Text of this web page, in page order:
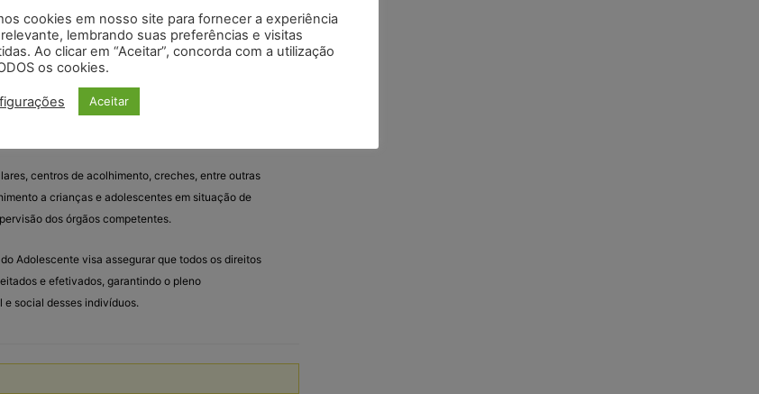
relacionados aos direitos da infância e da
aplicando medidas socioeducativas e
por desenvolver políticas e programas de assistência
em situação de vulnerabilidade social,
seu desenvolvimento integral.
centros de acolhimento, creches, entre outras
a crianças e adolescentes em situação de
dos órgãos competentes.
Adolescente visa assegurar que todos os direitos
e efetivados, garantindo o pleno
social desses indivíduos.
cookies em nosso site para fornecer a experiência
lembrando suas preferências e visitas
Ao clicar em “Aceitar”, concorda com a utilização
os cookies.
Aceitar